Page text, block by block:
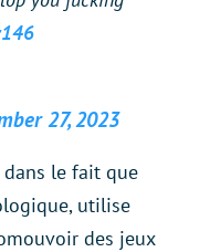
27, 2023
dans le fait que
utilise
des jeux